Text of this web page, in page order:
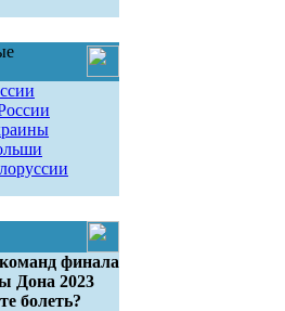
финала
Дона 2023
болеть?